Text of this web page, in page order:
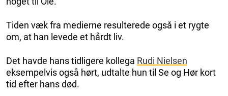
Tiden væk fra medierne resulterede også i et rygte
om, at han levede et hårdt liv.
Det havde hans tidligere kollega Rudi Nielsen
eksempelvis også hørt, udtalte hun til Se og Hør kort
tid efter hans død.